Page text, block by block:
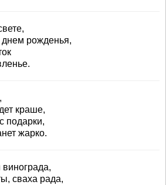
рожденья,
краше,
подарки,
жарко.
сваха рада,